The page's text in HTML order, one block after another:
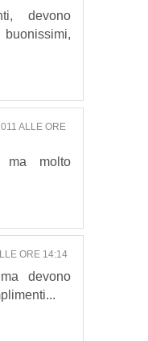
devono
ALLE ORE
ma molto
ORE 14:14
devono